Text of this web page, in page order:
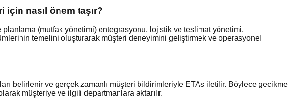
için nasıl önem taşır?
planlama (mutfak yönetimi) entegrasyonu, lojistik ve teslimat yönetimi,
temelini oluşturarak müşteri deneyimini geliştirmek ve operasyonel
belirlenir ve gerçek zamanlı müşteri bildirimleriyle ETAs iletilir. Böylece gecikme
müşteriye ve ilgili departmanlara aktarılır.